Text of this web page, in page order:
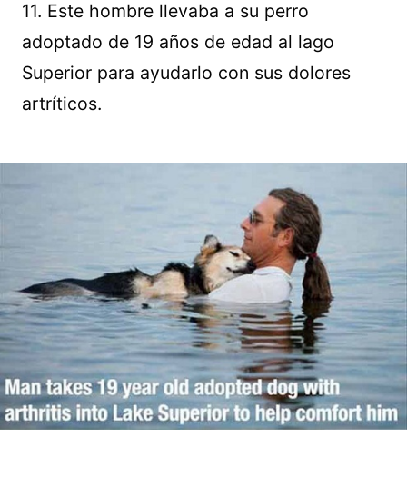
11. Este hombre llevaba a su perro
adoptado de 19 años de edad al lago
Superior para ayudarlo con sus dolores
artríticos.